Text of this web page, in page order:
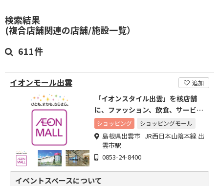
検索結果
(複合店舗関連の店舗/施設一覧）
611件
イオンモール出雲 追加
「イオンスタイル出雲」を核店舗
に、ファッション、飲食、サービス
などの専門店で構成されたショッピ
ングモール
ショッピング ショッピングモール
島根県出雲市 JR西日本山陰本線 出
雲市駅
0853-24-8400
イベントスペースについて